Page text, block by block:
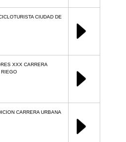
CIUDAD DE
XXX CARRERA
RIEGO
CARRERA URBANA